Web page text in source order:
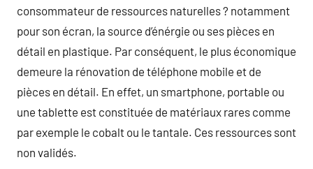
consommateur de ressources naturelles ? notamment
pour son écran, la source d’énérgie ou ses pièces en
détail en plastique. Par conséquent, le plus économique
demeure la rénovation de téléphone mobile et de
pièces en détail. En effet, un smartphone, portable ou
une tablette est constituée de matériaux rares comme
par exemple le cobalt ou le tantale. Ces ressources sont
non validés.